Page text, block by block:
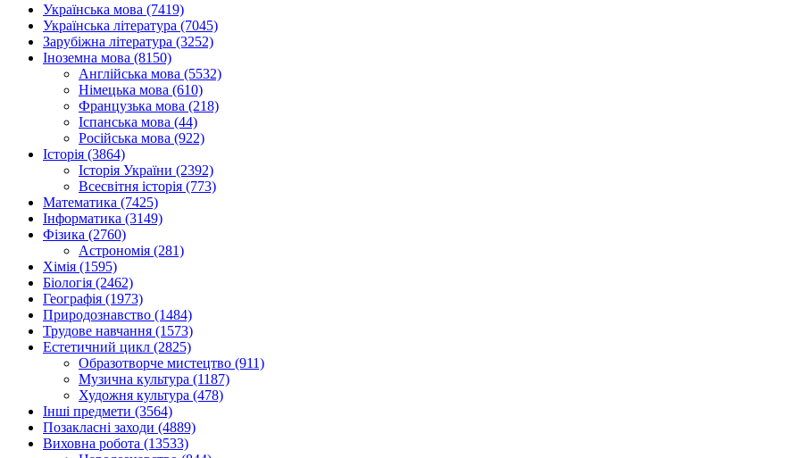
Українська мова (7419)
Українська література (7045)
Зарубіжна література (3252)
Іноземна мова (8150)
Англійська мова (5532)
Німецька мова (610)
Французька мова (218)
Іспанська мова (44)
Російська мова (922)
Історія (3864)
Історія України (2392)
Всесвітня історія (773)
Математика (7425)
Інформатика (3149)
Фізика (2760)
Астрономія (281)
Хімія (1595)
Біологія (2462)
Географія (1973)
Природознавство (1484)
Трудове навчання (1573)
Естетичний цикл (2825)
Образотворче мистецтво (911)
Музична культура (1187)
Художня культура (478)
Інші предмети (3564)
Позакласні заходи (4889)
Виховна робота (13533)